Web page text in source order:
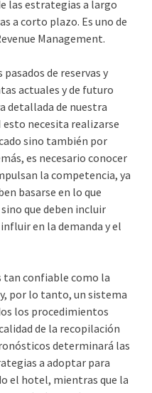
las estrategias a largo
a corto plazo. Es uno de
Management.
​​de reservas y
actuales y de futuro
detallada de nuestra
esto necesita realizarse
sino también por
es necesario conocer
la competencia, ya
basarse en lo que
que deben incluir
en la demanda y el
tan confiable como la
por lo tanto, un sistema
los procedimientos
de la recopilación
determinará las
a adoptar para
el hotel, mientras que la